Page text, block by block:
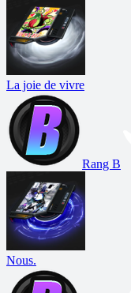
La joie de vivre
Rang B
Nous.